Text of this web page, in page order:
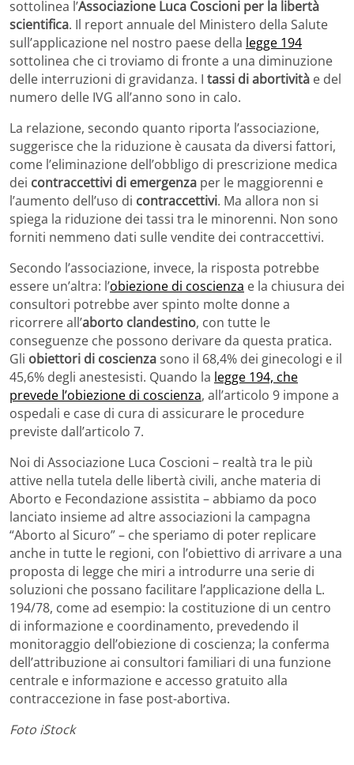
sottolinea l’Associazione Luca Coscioni per la libertà
scientifica. Il report annuale del Ministero della Salute
sull’applicazione nel nostro paese della legge 194
sottolinea che ci troviamo di fronte a una diminuzione
delle interruzioni di gravidanza. I tassi di abortività e del
numero delle IVG all’anno sono in calo.
La relazione, secondo quanto riporta l’associazione,
suggerisce che la riduzione è causata da diversi fattori,
come l’eliminazione dell’obbligo di prescrizione medica
dei contraccettivi di emergenza per le maggiorenni e
l’aumento dell’uso di contraccettivi. Ma allora non si
spiega la riduzione dei tassi tra le minorenni. Non sono
forniti nemmeno dati sulle vendite dei contraccettivi.
Secondo l’associazione, invece, la risposta potrebbe
essere un’altra: l’obiezione di coscienza e la chiusura dei
consultori potrebbe aver spinto molte donne a
ricorrere all’aborto clandestino, con tutte le
conseguenze che possono derivare da questa pratica.
Gli obiettori di coscienzasono il 68,4% dei ginecologi e il
45,6% degli anestesisti. Quando la legge 194, che
prevede l’obiezione di coscienza, all’articolo 9 impone a
ospedali e case di cura di assicurare le procedure
previste dall’articolo 7.
Noi di Associazione Luca Coscioni – realtà tra le più
attive nella tutela delle libertà civili, anche materia di
Aborto e Fecondazione assistita – abbiamo da poco
lanciato insieme ad altre associazioni la campagna
“Aborto al Sicuro” – che speriamo di poter replicare
anche in tutte le regioni, con l’obiettivo di arrivare a una
proposta di legge che miri a introdurre una serie di
soluzioni che possano facilitare l’applicazione della L.
194/78, come ad esempio: la costituzione di un centro
di informazione e coordinamento, prevedendo il
monitoraggio dell’obiezione di coscienza; la conferma
dell’attribuzione ai consultori familiari di una funzione
centrale e informazione e accesso gratuito alla
contraccezione in fase post-abortiva.
Foto iStock